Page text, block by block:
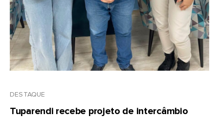
DESTAQUE
Tuparendi recebe projeto de intercâmbio